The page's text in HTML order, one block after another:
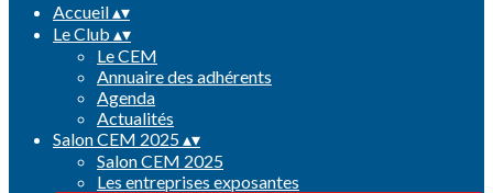
Accueil▴▾
Le Club ▴▾
Le CEM
Annuaire des adhérents
Agenda
Actualités
Salon CEM 2025▴▾
Salon CEM 2025
Les entreprises exposantes